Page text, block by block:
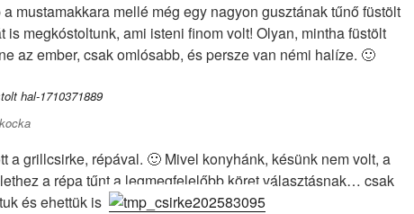
mustamakkara mellé még egy nagyon gusztának tűnő füstölt
is megkóstoltunk, ami isteni finom volt! Olyan, mintha füstölt
az ember, csak omlósabb, és persze van némi halíze. 🙂
a grillcsirke, répával. 🙂 Mivel konyhánk, késünk nem volt, a
a répa tűnt a legmegfelelőbb köret választásnak… csak
és ehettük is!